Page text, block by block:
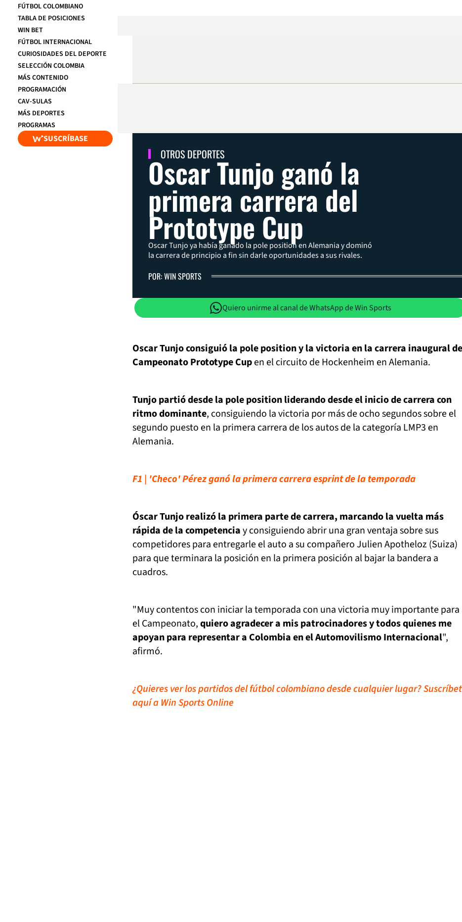
FÚTBOL COLOMBIANO
TABLA DE POSICIONES
WIN BET
FÚTBOL INTERNACIONAL
CURIOSIDADES DEL DEPORTE
SELECCIÓN COLOMBIA
MÁS CONTENIDO
PROGRAMACIÓN
CAV-SULAS
MÁS DEPORTES
PROGRAMAS
SUSCRÍBASE
OTROS DEPORTES
Oscar Tunjo ganó la
primera carrera del
Prototype Cup
Oscar Tunjo ya había ganado la pole position en Alemania y dominó
la carrera de principio a fin sin darle oportunidades a sus rivales.
POR: WIN SPORTS
Quiero unirme al canal de WhatsApp de Win Sports
Oscar Tunjo consiguió la pole position y la victoria en la carrera inaugural
Campeonato Prototype Cupen el circuito de Hockenheim en Alemania.
Tunjo partió desde la pole position liderando desde el inicio de carrera con
ritmo dominante, consiguiendo la victoria por más de ocho segundos sobre el
segundo puesto en la primera carrera de los autos de la categoría LMP3 en
Alemania.
F1 | 'Checo' Pérez ganó la primera carrera esprint de la temporada
Óscar Tunjo realizó la primera parte de carrera, marcando la vuelta más
rápida de la competenciay consiguiendo abrir una gran ventaja sobre sus
competidores para entregarle el auto a su compañero Julien Apotheloz (Suiza)
para que terminara la posición en la primera posición al bajar la bandera a
cuadros.
"Muy contentos con iniciar la temporada con una victoria muy importante para
el Campeonato,quiero agradecer a mis patrocinadores y todos quienes me
apoyan para representar a Colombia en el Automovilismo Internacional",
afirmó.
¿Quieres ver los partidos del fútbol colombiano desde cualquier lugar?
aquí a Win Sports Online